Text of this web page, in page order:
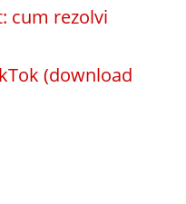
cum rezolvi
(download